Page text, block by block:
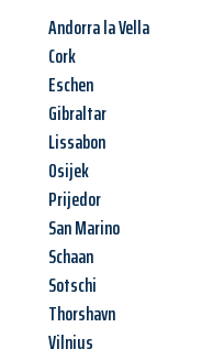
Andorra la Vella
Cork
Eschen
Gibraltar
Lissabon
Osijek
Prijedor
San Marino
Schaan
Sotschi
Thorshavn
Vilnius